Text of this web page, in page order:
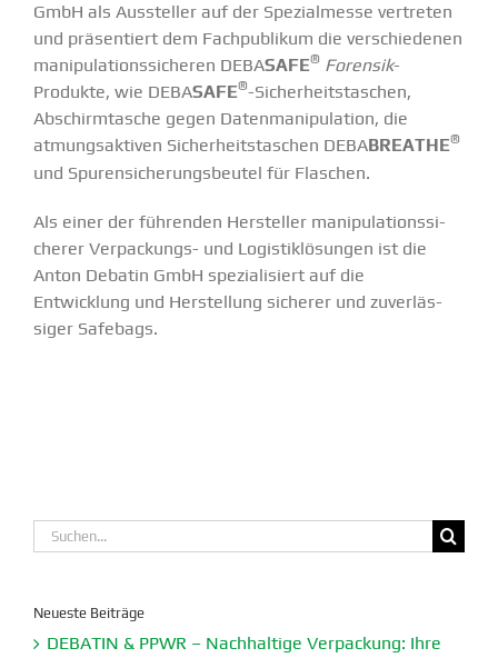
GmbH als Aussteller auf der Spezi­al­messe vertreten
und präsen­tiert dem Fachpu­blikum die verschie­denen
manipu­la­ti­ons­si­cheren DEBASAFE® Forensik-
Produkte, wie DEBASAFE®-Sicher­heits­ta­schen,
Abschirm­tasche gegen Daten­ma­ni­pu­lation, die
atmungs­ak­tiven Sicher­heits­ta­schen DEBABREATHE®
und Spuren­si­che­rungs­beutel für Flaschen.
Als einer der führenden Hersteller manipu­la­ti­ons­si­
cherer Verpa­­ckungs- und Logis­tik­lö­sungen ist die
Anton Debatin GmbH spezia­li­siert auf die
Entwicklung und Herstellung sicherer und zuver­läs­
siger Safebags.
Suche
nach:
Neueste Beiträge
DEBATIN & PPWR – Nachhaltige Verpa­ckung: Ihre